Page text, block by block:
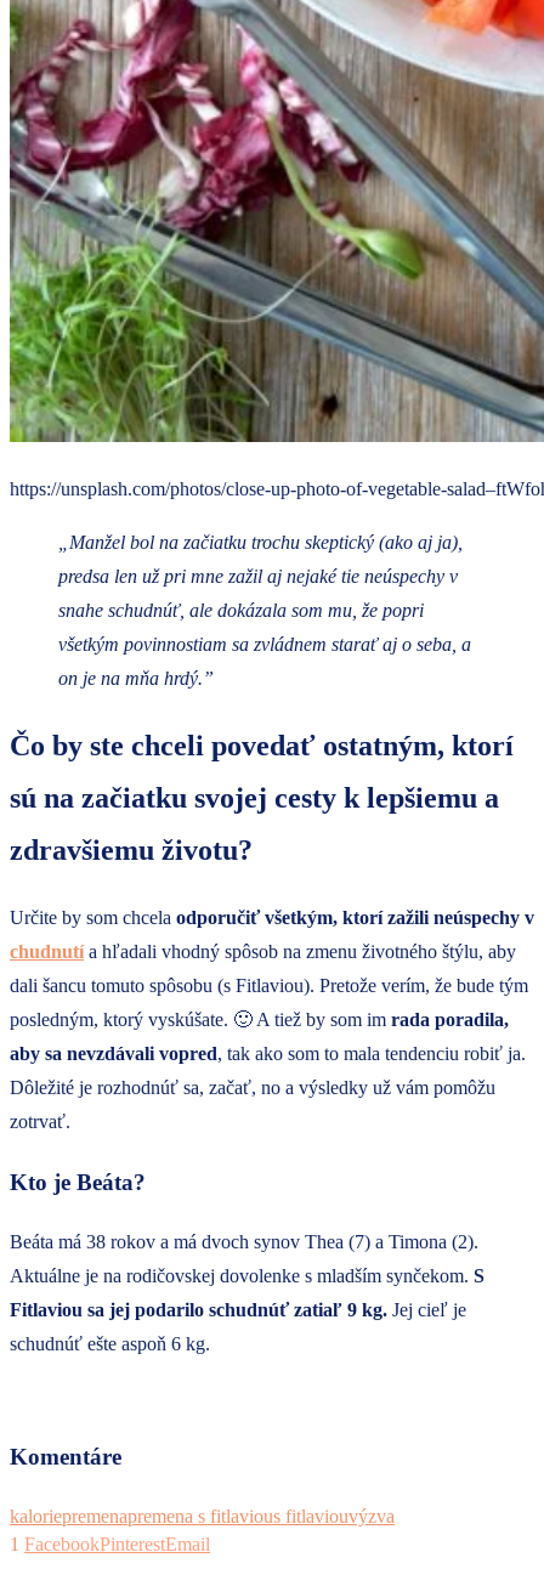
https://unsplash.com/photos/close-up-photo-of-vegetable-
„Manžel bol na začiatku trochu skeptický (ako aj ja),
predsa len už pri mne zažil aj nejaké tie neúspechy v
snahe schudnúť, ale dokázala som mu, že popri
všetkým povinnostiam sa zvládnem starať aj o seba, a
on je na mňa hrdý.”
Čo by ste chceli povedať ostatným, ktorí
sú na začiatku svojej cesty k lepšiemu a
zdravšiemu životu?
Určite by som chcela odporučiť všetkým, ktorí zažili neúspechy v
chudnutía hľadali vhodný spôsob na zmenu životného štýlu, aby
dali šancu tomuto spôsobu (s Fitlaviou). Pretože verím, že bude tým
posledným, ktorý vyskúšate. 🙂 A tiež by som im rada poradila,
aby sa nevzdávali vopred, tak ako som to mala tendenciu robiť ja.
Dôležité je rozhodnúť sa, začať, no a výsledky už vám pomôžu
zotrvať.
Kto je Beáta?
Beáta má 38 rokov a má dvoch synov Thea (7) a Timona (2).
Aktuálne je na rodičovskej dovolenke s mladším synčekom. S
Fitlaviou sa jej podarilo schudnúť zatiaľ 9 kg. Jej cieľ je
schudnúť ešte aspoň 6 kg.
Komentáre
kaloriepremenapremena s fitlavious fitlaviouvýzva
1 FacebookPinterestEmail